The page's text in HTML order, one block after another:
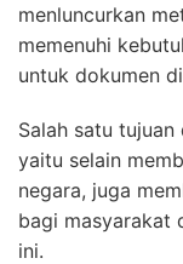
menluncurkan
memenuhi
untuk dokumen
Salah satu
yaitu selain
negara, juga
bagi masyarakat
ini.